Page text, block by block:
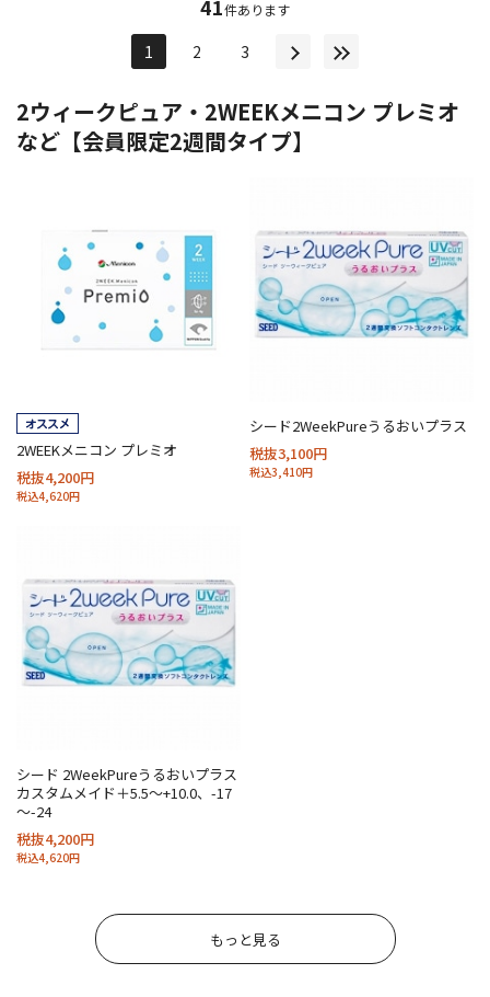
41件あります
1 2 3
2ウィークピュア・2WEEKメニコン プレミオ
など【会員限定2週間タイプ】
2WEEKメニコン プレミオ
税抜4,200円
税込4,620円
シード2WeekPureうるおいプラス
税抜3,100円
税込3,410円
シード 2WeekPureうるおいプラス
カスタムメイド＋5.5～+10.0、-17
～-24
税抜4,200円
税込4,620円
もっと見る